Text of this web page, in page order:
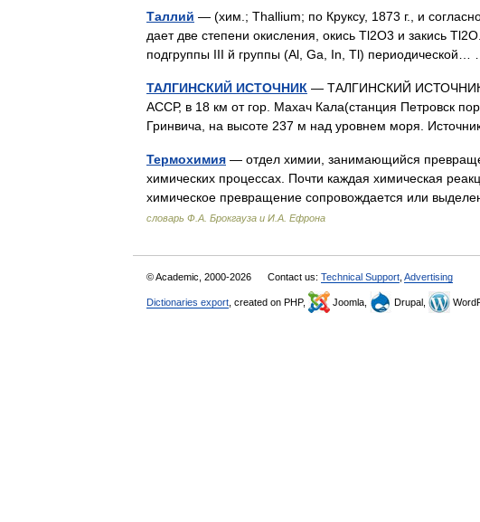
Таллий — (хим.; Thallium; по Круксу, 1873 г., и
дает две степени окисления, окись Tl2О3 и закись
подгруппы III й группы (Al, Ga, In, Tl)
ТАЛГИНСКИЙ ИСТОЧНИК — ТАЛГИНСКИЙ ИСТОЧНИК,
АССР, в 18 км от гор. Махач Кала(станция Петровск
Гринвича, на высоте 237 м над уровнем моря.
Термохимия — отдел химии, занимающийся
химических процессах. Почти каждая химическая
химическое превращение сопровождается или
словарь Ф.А. Брокгауза и И.А. Ефрона
© Academic, 2000-2026 Contact us: Technical Support Advertising
Dictionaries export , created on PHP, Joomla, Drupal,